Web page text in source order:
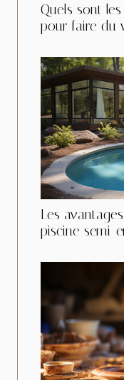
Quels sont
pour faire du
Les
piscine semi-